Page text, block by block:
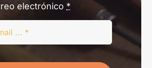
electrónico *